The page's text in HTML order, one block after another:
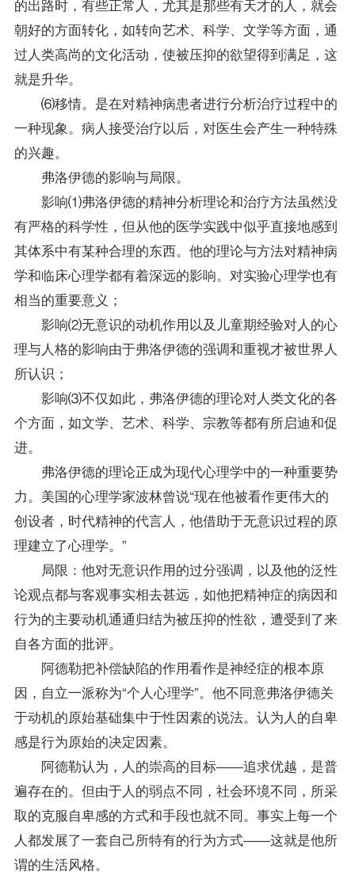
的出路时，有些正常人，尤其是那些有天才的人，就会
朝好的方面转化，如转向艺术、科学、文学等方面，通
过人类高尚的文化活动，使被压抑的欲望得到满足，这
就是升华。
⑹移情。是在对精神病患者进行分析治疗过程中的
一种现象。病人接受治疗以后，对医生会产生一种特殊
的兴趣。
弗洛伊德的影响与局限。
影响⑴弗洛伊德的精神分析理论和治疗方法虽然没
有严格的科学性，但从他的医学实践中似乎直接地感到
其体系中有某种合理的东西。他的理论与方法对精神病
学和临床心理学都有着深远的影响。对实验心理学也有
相当的重要意义；
影响⑵无意识的动机作用以及儿童期经验对人的心
理与人格的影响由于弗洛伊德的强调和重视才被世界人
所认识；
影响⑶不仅如此，弗洛伊德的理论对人类文化的各
个方面，如文学、艺术、科学、宗教等都有所启迪和促
进。
弗洛伊德的理论正成为现代心理学中的一种重要势
力。美国的心理学家波林曾说“现在他被看作更伟大的
创设者，时代精神的代言人，他借助于无意识过程的原
理建立了心理学。”
局限：他对无意识作用的过分强调，以及他的泛性
论观点都与客观事实相去甚远，如他把精神症的病因和
行为的主要动机通通归结为被压抑的性欲，遭受到了来
自各方面的批评。
阿德勒把补偿缺陷的作用看作是神经症的根本原
因，自立一派称为“个人心理学”。他不同意弗洛伊德关
于动机的原始基础集中于性因素的说法。认为人的自卑
感是行为原始的决定因素。
阿德勒认为，人的崇高的目标――追求优越，是普
遍存在的。但由于人的弱点不同，社会环境不同，所采
取的克服自卑感的方式和手段也就不同。事实上每一个
人都发展了一套自己所特有的行为方式――这就是他所
谓的生活风格。